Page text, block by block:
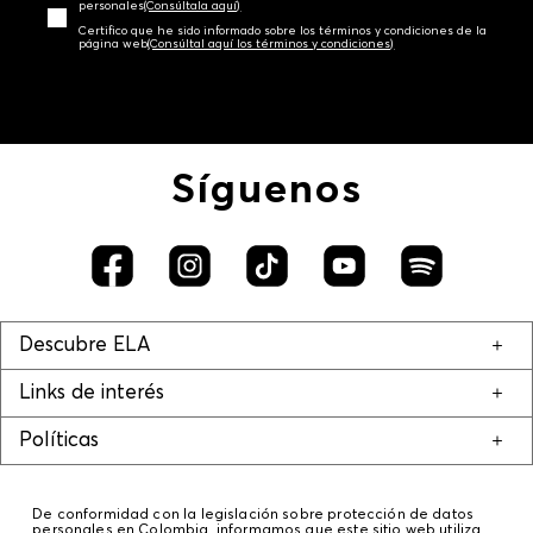
personales‎(Consúltala aquí)
Certifico que he sido informado sobre los términos y condiciones de la
página web‎(Consúltal aquí los términos y condiciones)
Síguenos
Descubre ELA
Links de interés
Políticas
De conformidad con la legislación sobre protección de datos